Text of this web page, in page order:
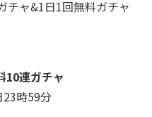
チャ&1日1回無料ガチャ
10連ガチャ
時59分